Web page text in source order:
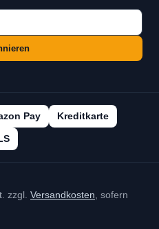
Pay Kreditkarte
zzgl. Versandkosten , sofern